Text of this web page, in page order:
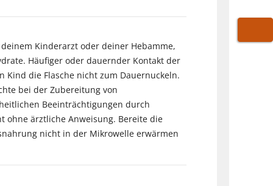
Kinderarzt oder deiner Hebamme,
Häufiger oder dauernder Kontakt der
die Flasche nicht zum Dauernuckeln.
bei der Zubereitung von
Beeinträchtigungen durch
ohne ärztliche Anweisung. Bereite die
nicht in der Mikrowelle erwärmen